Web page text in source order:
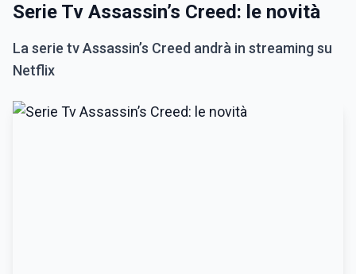
Serie Tv Assassin’s Creed: le novità
La serie tv Assassin’s Creed andrà in streaming su
Netflix